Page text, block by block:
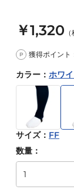
￥1,320
P 獲得ポイント
カラー ： ホワ
サイズ： FF
数量：